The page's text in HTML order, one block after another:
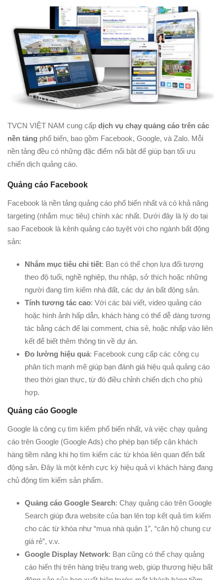
TVCN VIỆT NAM cung cấp dịch vụ chạy quảng cáo trên các
nền tảng phổ biến, bao gồm Facebook, Google, và Zalo. Mỗi
nền tảng đều có những đặc điểm nổi bật để giúp bạn tối ưu
chiến dịch quảng cáo.
Quảng cáo Facebook
Facebook là nền tảng quảng cáo phổ biến nhất và có khả năng
targeting (nhắm mục tiêu) chính xác nhất. Dưới đây là lý do tại
sao Facebook là kênh quảng cáo tuyệt vời cho ngành bất động
sản:
Nhắm mục tiêu chi tiết: Bạn có thể chọn lựa đối tượng
theo độ tuổi, nghề nghiệp, thu nhập, sở thích hoặc những
người đang tìm kiếm nhà đất, các dự án bất động sản.
Tính tương tác cao: Với các bài viết, video quảng cáo
hoặc hình ảnh hấp dẫn, khách hàng có thể dễ dàng tương
tác bằng cách để lại comment, chia sẻ, hoặc nhấp vào liên
kết để biết thêm thông tin về dự án.
Đo lường hiệu quả: Facebook cung cấp các công cụ
phân tích mạnh mẽ giúp bạn đánh giá hiệu quả quảng cáo
theo thời gian thực, từ đó điều chỉnh chiến dịch cho phù
hợp.
Quảng cáo Google
Google là công cụ tìm kiếm phổ biến nhất, và việc chạy quảng
cáo trên Google (Google Ads) cho phép bạn tiếp cận khách
hàng tiềm năng khi họ tìm kiếm các từ khóa liên quan đến bất
động sản. Đây là một kênh cực kỳ hiệu quả vì khách hàng đang
chủ động tìm kiếm sản phẩm.
Quảng cáo Google Search: Chạy quảng cáo trên Google
Search giúp đưa website của bạn lên top kết quả tìm kiếm
cho các từ khóa như “mua nhà quận 1”, “căn hộ chung cư
giá rẻ”, v.v.
Google Display Network: Bạn cũng có thể chạy quảng
cáo hiển thị trên hàng triệu trang web, giúp thương hiệu bất